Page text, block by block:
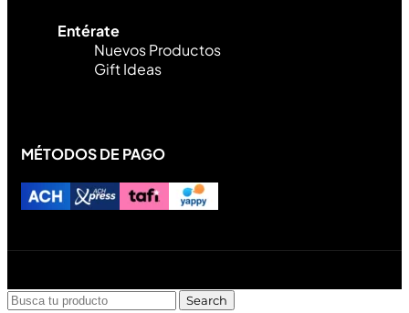
Entérate
Nuevos Productos
Gift Ideas
MÉTODOS DE PAGO
Search